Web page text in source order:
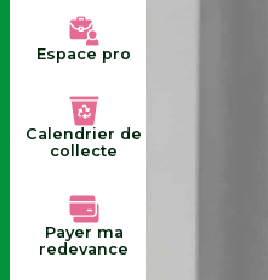
Espace pro
Calendrier de
collecte
Payer ma
redevance